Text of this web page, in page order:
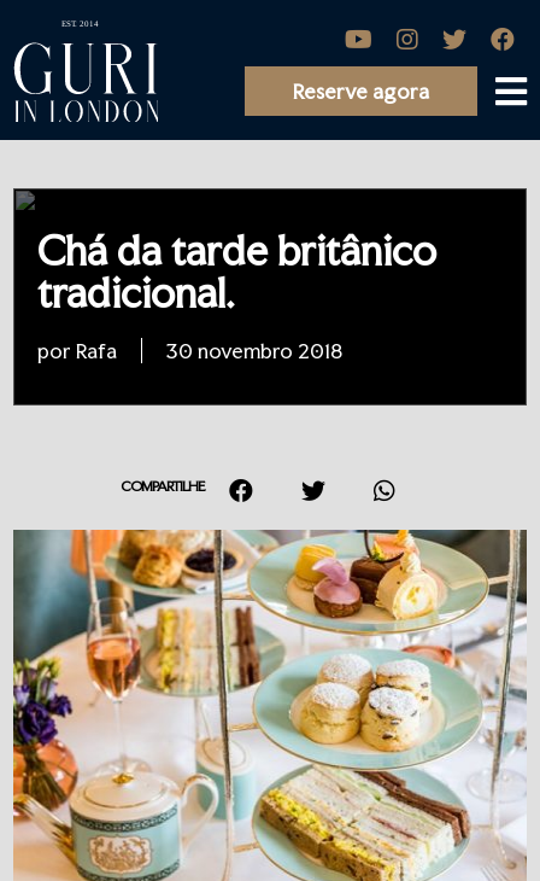
Reserve agora
Chá da tarde britânico
tradicional.
por Rafa 30 novembro 2018
COMPARTILHE